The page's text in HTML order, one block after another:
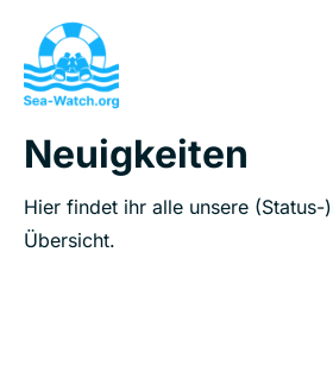
Neuigkeiten
Hier findet ihr alle unsere (Status-
Übersicht.